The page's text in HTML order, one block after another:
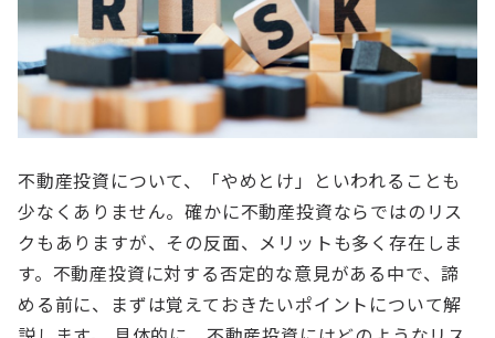
不動産投資について、「やめとけ」といわれることも
少なくありません。確かに不動産投資ならではのリス
クもありますが、その反面、メリットも多く存在しま
す。不動産投資に対する否定的な意見がある中で、諦
める前に、まずは覚えておきたいポイントについて解